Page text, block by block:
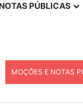
PÚBLICAS
MOÇÕES E NOTAS